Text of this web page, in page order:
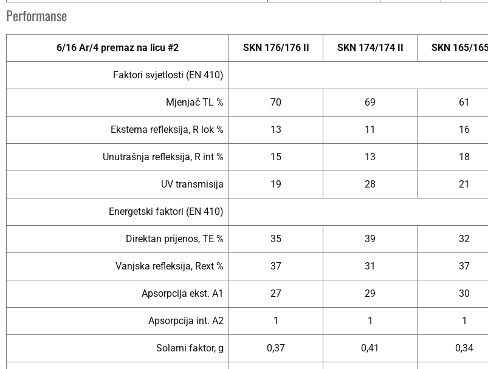
Performanse
6/16 Ar/4 premaz na licu #2 SKN 176/176 II SKN 174/174 II SKN 165/
Faktori svjetlosti (EN 410)
Mjenjač TL % 70 69 61
Eksterna refleksija, R lok % 13 11 16
Unutrašnja refleksija, R int % 15 13 18
UV transmisija 19 28 21
Energetski faktori (EN 410)
Direktan prijenos, TE % 35 39 32
Vanjska refleksija, Rext % 37 31 37
Apsorpcija ekst. A1 27 29 30
Apsorpcija int. A2 1 1 1
Solarni faktor, g 0,37 0,41 0,34